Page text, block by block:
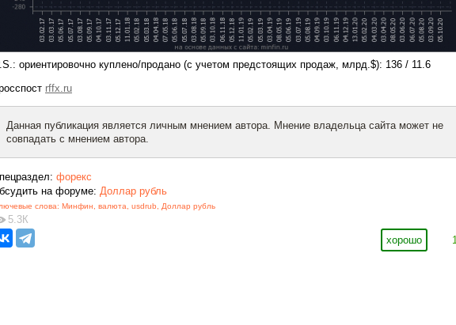
ориентировочно куплено/продано (с учетом предстоящих продаж, млрд.$): 136 / 11.6
rffx.ru
Данная публикация является личным мнением автора. Мнение владельца сайта может не
совпадать с мнением автора.
форекс
на форуме: Доллар рубль
слова: Минфин, валюта, usdrub, Доллар рубль
5.3К
хорошо